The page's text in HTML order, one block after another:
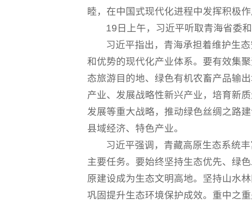
睦，在中国式现代化进程中发挥积极作
19日上午，习近平听取青海省委
习近平指出，青海承担着维护生
和优势的现代化产业体系。要有效集
态旅游目的地、绿色有机农畜产品输
产业、发展战略性新兴产业，培育新
发展等重大战略，推动绿色丝绸之路
县域经济、特色产业。
习近平强调，青藏高原生态系统
主要任务。要始终坚持生态优先、绿
原建设成为生态文明高地。坚持山水
巩固提升生态环境保护成效。重中之